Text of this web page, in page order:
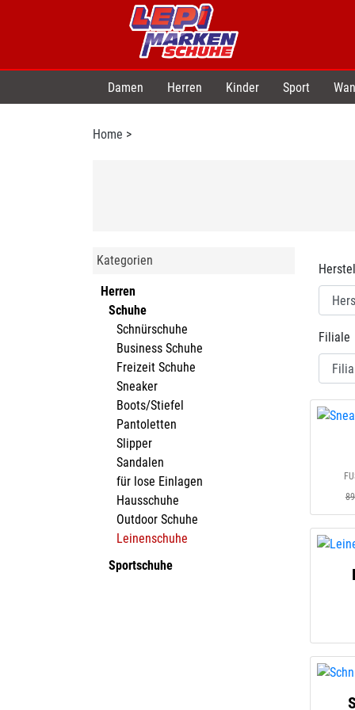
Damen Herren Kinder Sport
Home >
Kategorien
Herren
Schuhe
Schnürschuhe
Business Schuhe
Freizeit Schuhe
Sneaker
Boots/Stiefel
Pantoletten
Slipper
Sandalen
für lose Einlagen
Hausschuhe
Outdoor Schuhe
Leinenschuhe
Sportschuhe
Filiale